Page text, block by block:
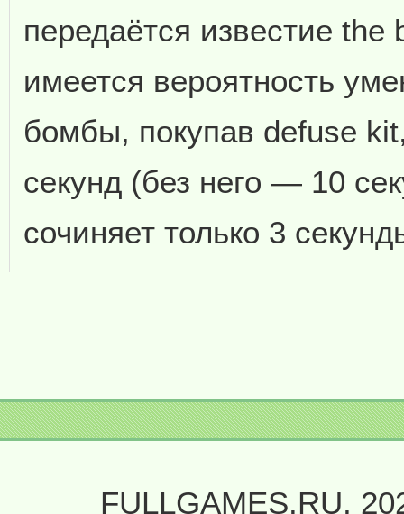
передаётся известие
имеется вероятность
бомбы, покупав defuse
секунд (без него — 10
сочиняет только 3
FULLGAMES.RU,